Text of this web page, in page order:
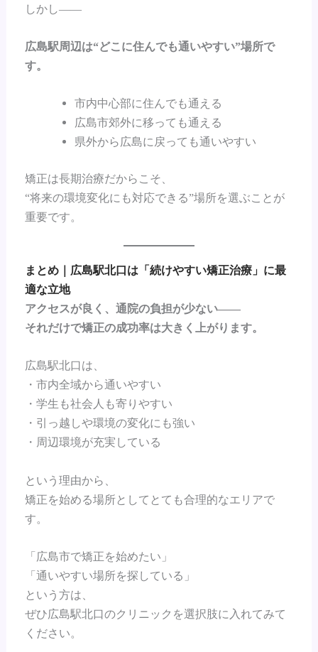
しかし――
広島駅周辺は“どこに住んでも通いやすい”場所で
す。
市内中心部に住んでも通える
広島市郊外に移っても通える
県外から広島に戻っても通いやすい
矯正は長期治療だからこそ、
“将来の環境変化にも対応できる”場所を選ぶことが
重要です。
まとめ｜広島駅北口は「続けやすい矯正治療」に最
適な立地
アクセスが良く、通院の負担が少ない――
それだけで矯正の成功率は大きく上がります。
広島駅北口は、
・市内全域から通いやすい
・学生も社会人も寄りやすい
・引っ越しや環境の変化にも強い
・周辺環境が充実している
という理由から、
矯正を始める場所としてとても合理的なエリアで
す。
「広島市で矯正を始めたい」
「通いやすい場所を探している」
という方は、
ぜひ広島駅北口のクリニックを選択肢に入れてみて
ください。